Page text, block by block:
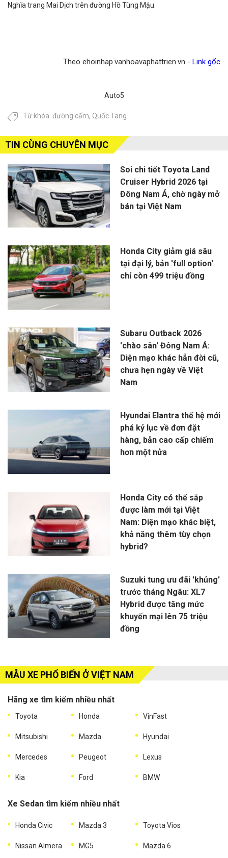
Nghĩa trang Mai Dịch trên đường Hồ Tùng Mậu.
Theo ehoinhap.vanhoavaphattrien.vn - Link gốc
Auto5
Từ khóa: đường cấm, Quốc Tang
TIN CÙNG CHUYÊN MỤC
Soi chi tiết Toyota Land
Cruiser Hybrid 2026 tại
Đông Nam Á, chờ ngày mở
bán tại Việt Nam
Honda City giảm giá sâu
tại đại lý, bản 'full option'
chỉ còn 499 triệu đồng
Subaru Outback 2026
'chào sân' Đông Nam Á:
Diện mạo khác hẳn đời cũ,
chưa hẹn ngày về Việt
Nam
Hyundai Elantra thế hệ mới
phá kỷ lục về đơn đặt
hàng, bản cao cấp chiếm
hơn một nửa
Honda City có thể sắp
được làm mới tại Việt
Nam: Diện mạo khác biệt,
khả năng thêm tùy chọn
hybrid?
Suzuki tung ưu đãi 'khủng'
trước tháng Ngâu: XL7
Hybrid được tăng mức
khuyến mại lên 75 triệu
đồng
MẪU XE PHỔ BIẾN Ở VIỆT NAM
Hãng xe tìm kiếm nhiều nhất
Toyota Honda VinFast
Mitsubishi Mazda Hyundai
Mercedes Peugeot Lexus
Kia Ford BMW
Xe Sedan tìm kiếm nhiều nhất
Honda Civic Mazda 3 Toyota Vios
Nissan Almera MG5 Mazda 6